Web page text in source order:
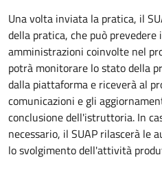
Una volta inviata la pratica, il
della pratica, che può
amministrazioni coinvolte nel
potrà monitorare lo stato della
dalla piattaforma e riceverà al
comunicazioni e gli
conclusione dell'istruttoria. In
necessario, il SUAP rilascerà le
lo svolgimento dell'attività